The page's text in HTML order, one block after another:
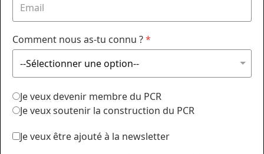
Comment nous as-tu connu ?*
Je veux devenir membre du PCR
Je veux soutenir la construction du PCR
Je veux être ajouté à la newsletter